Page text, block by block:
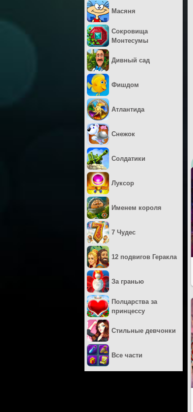
Масяня
Сокровища
Монтесумы
Дивный сад
Фишдом
Атлантида
Снежок
Солдатики
Луксор
Именем короля
7 Чудес
12 подвигов Геракла
За гранью
Полцарства за
принцессу
Стильные девчонки
Все части